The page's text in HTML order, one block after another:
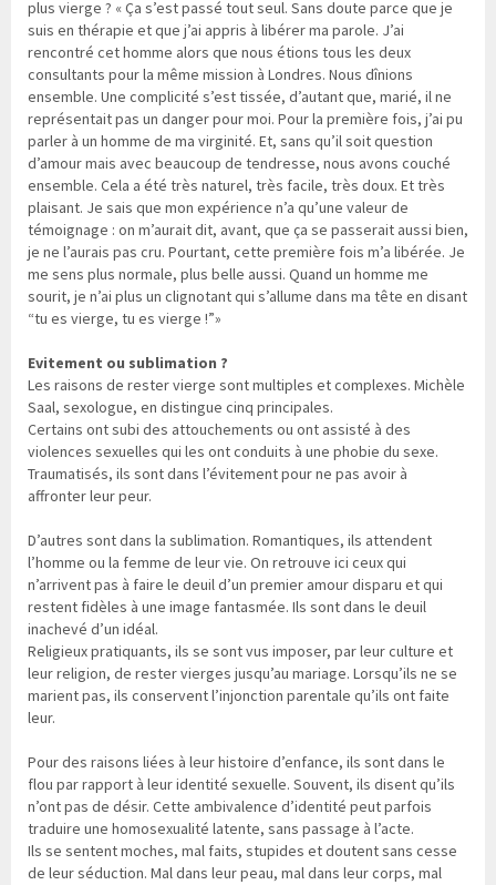
plus vierge ? « Ça s’est passé tout seul. Sans doute parce que je
suis en thérapie et que j’ai appris à libérer ma parole. J’ai
rencontré cet homme alors que nous étions tous les deux
consultants pour la même mission à Londres. Nous dînions
ensemble. Une complicité s’est tissée, d’autant que, marié, il ne
représentait pas un danger pour moi. Pour la première fois, j’ai pu
parler à un homme de ma virginité. Et, sans qu’il soit question
d’amour mais avec beaucoup de tendresse, nous avons couché
ensemble. Cela a été très naturel, très facile, très doux. Et très
plaisant. Je sais que mon expérience n’a qu’une valeur de
témoignage : on m’aurait dit, avant, que ça se passerait aussi bien,
je ne l’aurais pas cru. Pourtant, cette première fois m’a libérée. Je
me sens plus normale, plus belle aussi. Quand un homme me
sourit, je n’ai plus un clignotant qui s’allume dans ma tête en disant
“tu es vierge, tu es vierge !”»
Evitement ou sublimation ?
Les raisons de rester vierge sont multiples et complexes. Michèle
Saal, sexologue, en distingue cinq principales.
Certains ont subi des attouchements ou ont assisté à des
violences sexuelles qui les ont conduits à une phobie du sexe.
Traumatisés, ils sont dans l’évitement pour ne pas avoir à
affronter leur peur.
D’autres sont dans la sublimation. Romantiques, ils attendent
l’homme ou la femme de leur vie. On retrouve ici ceux qui
n’arrivent pas à faire le deuil d’un premier amour disparu et qui
restent fidèles à une image fantasmée. Ils sont dans le deuil
inachevé d’un idéal.
Religieux pratiquants, ils se sont vus imposer, par leur culture et
leur religion, de rester vierges jusqu’au mariage. Lorsqu’ils ne se
marient pas, ils conservent l’injonction parentale qu’ils ont faite
leur.
Pour des raisons liées à leur histoire d’enfance, ils sont dans le
flou par rapport à leur identité sexuelle. Souvent, ils disent qu’ils
n’ont pas de désir. Cette ambivalence d’identité peut parfois
traduire une homosexualité latente, sans passage à l’acte.
Ils se sentent moches, mal faits, stupides et doutent sans cesse
de leur séduction. Mal dans leur peau, mal dans leur corps, mal